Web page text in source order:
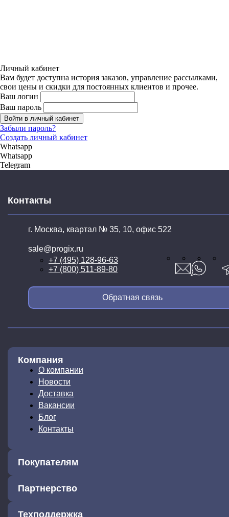
Контакты
г. Москва, квартал № 35, 10, офис 522
sale@progix.ru
+7 (495) 128-96-63
+7 (800) 511-89-80
Обратная связь
Компания
О компании
Новости
Доставка
Вакансии
Блог
Контакты
Покупателям
Партнерство
Техподдержка
Личный кабинет
Вам будет доступна история заказов, управление рассылками,
свои цены и скидки для постоянных клиентов и прочее.
Ваш логин
Ваш пароль
Войти в личный кабинет
Забыли пароль?
Создать личный кабинет
Whatsapp
Whatsapp
Telegram